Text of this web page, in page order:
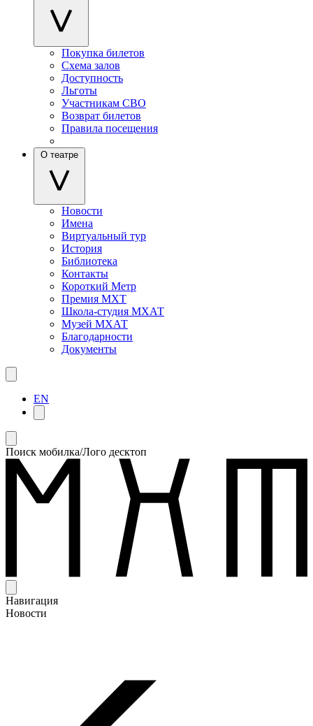
Покупка билетов
Схема залов
Доступность
Льготы
Участникам СВО
Возврат билетов
Правила посещения
О театре
Новости
Имена
Виртуальный тур
История
Библиотека
Контакты
Короткий Метр
Премия МХТ
Школа-студия МХАТ
Музей МХАТ
Благодарности
Документы
EN
Поиск мобилка/Лого десктоп
Навигация
Новости